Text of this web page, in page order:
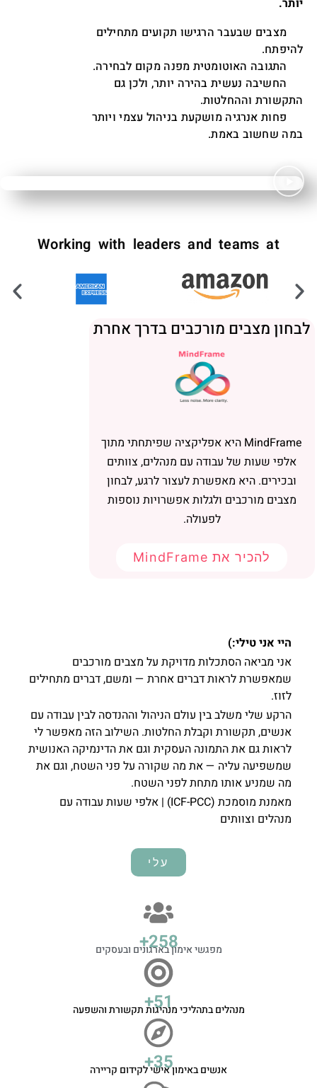
יותר.
מצבים שבעבר הרגישו תקועים מתחילים
להיפתח.
התגובה האוטומטית מפנה מקום לבחירה.
החשיבה נעשית בהירה יותר, ולכן גם
התקשורת וההחלטות.
פחות אנרגיה מושקעת בניהול עצמי ויותר
במה שחשוב באמת.
Working with leaders and teams at
מצבים מורכבים בדרך אחרת
MindFrame היא אפליקציה שפיתחתי מתוך
אלפי שעות של עבודה עם מנהלים, צוותים
ובכירים. היא מאפשרת לעצור לרגע, לבחון
מצבים מורכבים ולגלות אפשרויות נוספות
לפעולה.
להכיר את MindFrame
היי אני טילי:)
אני מביאה הסתכלות מדויקת על מצבים מורכבים
שמאפשרת לראות דברים אחרת — ומשם, דברים מתחילים
לזוז.
הרקע שלי משלב בין עולם הניהול וההנדסה לבין עבודה עם
אנשים, תקשורת וקבלת החלטות. השילוב הזה מאפשר לי
לראות גם את התמונה העסקית וגם את הדינמיקה האנושית
שמשפיעה עליה — את מה שקורה על פני השטח, וגם את
מה שמניע אותו מתחת לפני השטח.
מאמנת מוסמכת (ICF-PCC) | אלפי שעות עבודה עם
מנהלים וצוותים
עלי
מפגשי אימון בארגונים ובעסקים
359
+
מנהלים בתהליכי מנהיגות תקשורת והשפעה
71
+
אנשים באימון אישי לקידום קריירה
49
+